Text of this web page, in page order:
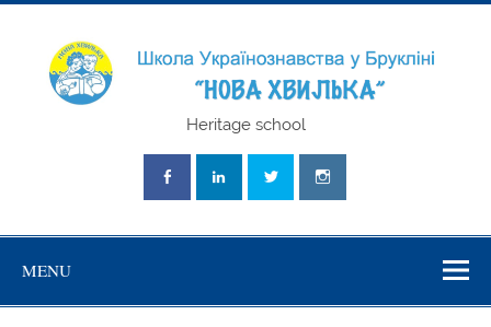
Skip
"Нова
Heritage school
MENU